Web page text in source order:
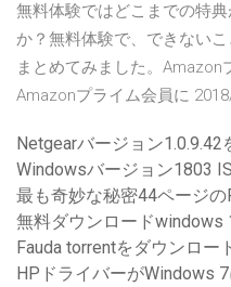
無料体験ではどこまでの特
か？無料体験で、できない
まとめてみました。Amazon
Amazonプライム会員に
Netgearバージョン1.0.9.42
Windowsバージョン1803
最も奇妙な秘密44ページ
無料ダウンロードwindows
Fauda torrentをダウンロー
HPドライバーがWindows